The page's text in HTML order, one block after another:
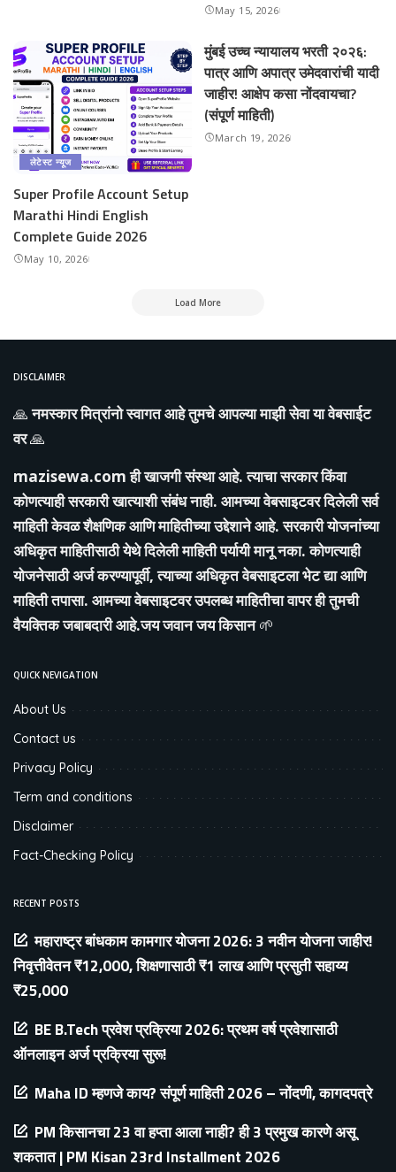
May 15, 2026
लेटेस्ट न्यूज
Super Profile Account Setup
Marathi Hindi English
Complete Guide 2026
May 10, 2026
मुंबई उच्च न्यायालय भरती २०२६:
पात्र आणि अपात्र उमेदवारांची यादी
जाहीर! आक्षेप कसा नोंदवायचा?
(संपूर्ण माहिती)
March 19, 2026
Load More
DISCLAIMER
🙏नमस्कार मित्रांनो स्वागत आहे तुमचे आपल्या माझी सेवा या वेबसाईट
वर🙏
mazisewa.comही खाजगी संस्था आहे. त्याचा सरकार किंवा
कोणत्याही सरकारी खात्याशी संबंध नाही. आमच्या वेबसाइटवर दिलेली सर्व
माहिती केवळ शैक्षणिक आणि माहितीच्या उद्देशाने आहे. सरकारी योजनांच्या
अधिकृत माहितीसाठी येथे दिलेली माहिती पर्यायी मानू नका. कोणत्याही
योजनेसाठी अर्ज करण्यापूर्वी, त्याच्या अधिकृत वेबसाइटला भेट द्या आणि
माहिती तपासा. आमच्या वेबसाइटवर उपलब्ध माहितीचा वापर ही तुमची
वैयक्तिक जबाबदारी आहे.जय जवान जय किसान🌱
QUICK NEVIGATION
About Us
Contact us
Privacy Policy
Term and conditions
Disclaimer
Fact-Checking Policy
RECENT POSTS
महाराष्ट्र बांधकाम कामगार योजना 2026: 3 नवीन योजना जाहीर!
निवृत्तीवेतन ₹12,000, शिक्षणासाठी ₹1 लाख आणि प्रसुती सहाय्य
₹25,000
BE B.Tech प्रवेश प्रक्रिया 2026: प्रथम वर्ष प्रवेशासाठी
ऑनलाइन अर्ज प्रक्रिया सुरू!
Maha ID म्हणजे काय? संपूर्ण माहिती 2026 – नोंदणी, कागदपत्रे
PM किसानचा 23 वा हप्ता आला नाही? ही 3 प्रमुख कारणे असू
शकतात | PM Kisan 23rd Installment 2026